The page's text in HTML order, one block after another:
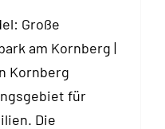
Große
am Kornberg |
Kornberg
für
Die